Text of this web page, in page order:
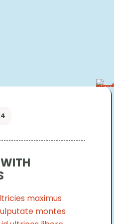
maximus
montes